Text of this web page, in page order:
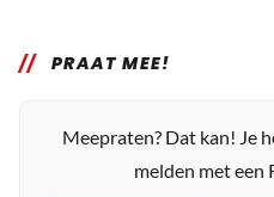
PRAAT MEE!
Meepraten? Dat kan! Je
melden met een